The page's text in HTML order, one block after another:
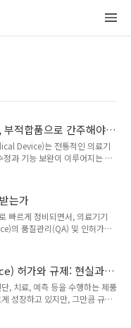
적합품으로 간주해야
Device)는 전통적인 의료기
과 기능 보완이 이루어지는 특
발견된 소프트웨어 결함을 ‘부
러한 해석은 주의가 필요합니
아니라 개발 중의 설계 산출물
을 충족하지 못하는 모든 상태
스트되거나 릴리스 후보로 식별
는가
빠르게 정비되면서, 의료기기
의 품질관리(QA) 및 인허가
다. 특히 기존 하드웨어 중심
니다. 일각에서는 3~5년 차
받는 경우가 많다고 보고되는
SaMD는 기존 의료기기보다 규
이터 편향성(Bias), 사이버보안
허가와 규제: 현실과
, 치료, 예측 등을 수행하는 제품
성장하고 있지만, 그만큼 규제
째, SaMD 허가 절차의 복잡성